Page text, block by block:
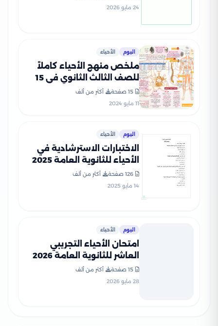
والتعليم
24 مايو 2026
اليوم الأحياء
ملخص منهج الأحياء كاملاً
للصف الثالث الثانوي في 15
ورقة فقط بنظام الخرائط
الذهنية
15 صفحة
أكثر من ألف
11 مايو 2024
اليوم الأحياء
الاختبارات الاسترشادية في
الأحياء للثانوية العامة 2025
من وزارة التعليم بصيغة PDF
126 صفحة
أكثر من ألف
14 مايو 2025
اليوم الأحياء
امتحان الأحياء التجريبي
العاشر للثانوية العامة 2026
PDF للمراجعة النهائية
15 صفحة
أكثر من ألف
28 مايو 2026